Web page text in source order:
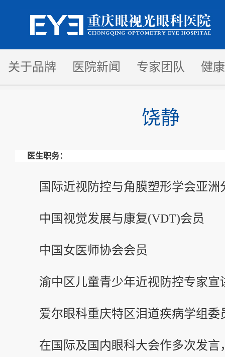
关于品牌 医院新闻 专家团队 健
饶静
医生职务：
国际近视防控与角膜塑形学会亚洲
中国视觉发展与康复(VDT)会员
中国女医师协会会员
渝中区儿童青少年近视防控专家宣
爱尔眼科重庆特区泪道疾病学组委
在国际及国内眼科大会作多次发言